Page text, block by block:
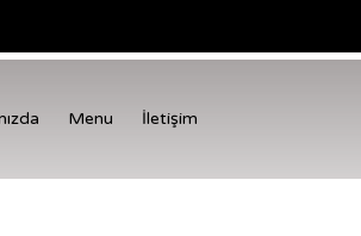
Menu İletişim